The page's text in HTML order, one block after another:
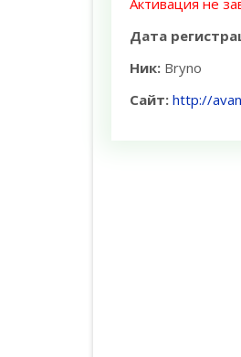
Активация не
Дата
Ник: Bryno
Сайт: http://